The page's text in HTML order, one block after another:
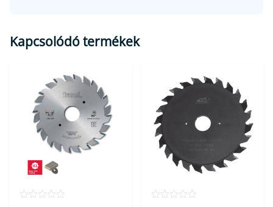
n
y
s
é
g
Kapcsolódó termékek